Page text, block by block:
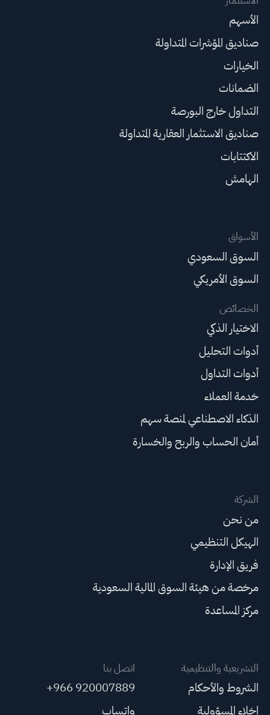
الأسهم
صناديق المؤشرات المتداولة
الخيارات
الضمانات
التداول خارج البورصة
صناديق الاستثمار العقارية المتداولة
الاكتتابات
الهامش
الأسواق
السوق السعودي
السوق الأمريكي
الخصائص
الاختيار الذكي
أدوات التحليل
أدوات التداول
خدمة العملاء
الذكاء الاصطناعي لمنصة سهم
أمان الحساب والربح والخسارة
الشركة
من نحن
الهيكل التنظيمي
فريق الإدارة
مرخصة من هيئة السوق المالية السعودية
مركز المساعدة
التشريعية والتنظيمية
الشروط والأحكام
إخلاء المسؤولية
اتصل بنا
+966 920007889
واتساب